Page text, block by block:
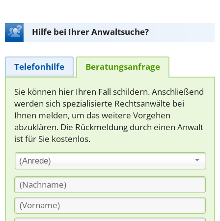
Hilfe bei Ihrer Anwaltsuche?
Telefonhilfe Beratungsanfrage
Sie können hier Ihren Fall schildern. Anschließend
werden sich spezialisierte Rechtsanwälte bei
Ihnen melden, um das weitere Vorgehen
abzuklären. Die Rückmeldung durch einen Anwalt
ist für Sie kostenlos.
(Anrede)